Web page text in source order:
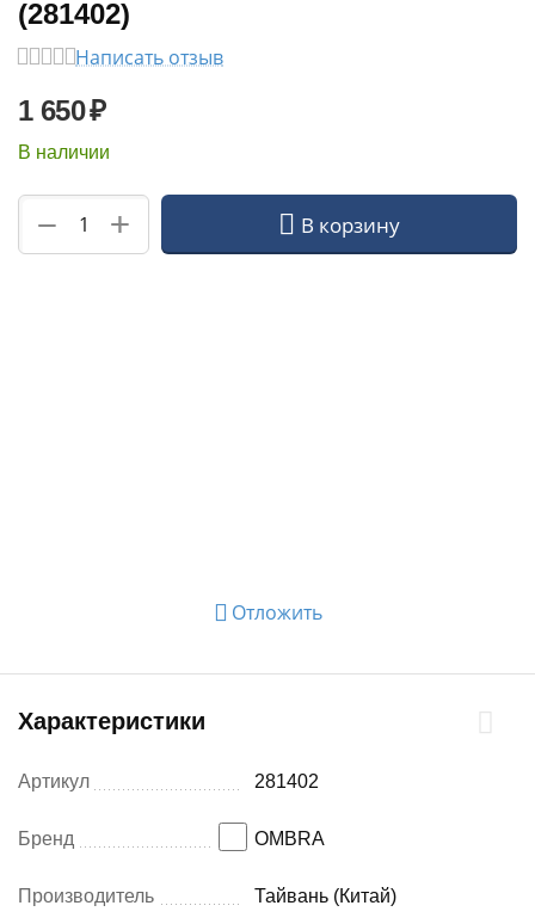
(281402)
Написать отзыв
1 650₽
В наличии
+
− В корзину
Отложить
Характеристики
Артикул 281402
Бренд OMBRA
Производитель Тайвань (Китай)